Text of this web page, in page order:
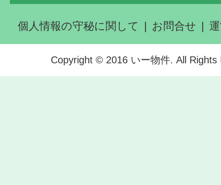
個人情報の守秘に関して お問合せ
Copyright © 2016 いー物件. All Rights